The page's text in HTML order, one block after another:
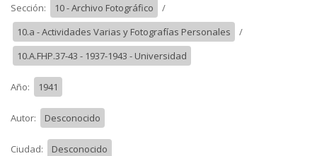
Sección: 10 - Archivo Fotográfico
/
10.a - Actividades Varias y Fotografías Personales
/
10.A.FHP.37-43 - 1937-1943 - Universidad
Año: 1941
Autor: Desconocido
Ciudad: Desconocido